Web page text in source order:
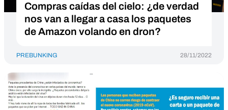
Compras caídas del cielo: ¿de verdad
nos van a llegar a casa los paquetes
de Amazon volando en dron?
PREBUNKING 28/11/2022